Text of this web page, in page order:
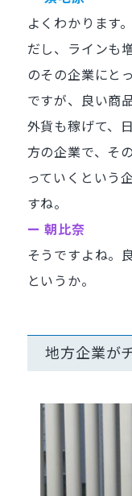
よくわかります
だし、ラインも
のその企業にと
ですが、良い商
外貨も稼げて、
方の企業で、そ
っていくという
すね。
ー 朝比奈
そうですよね。
というか。
地方企業が